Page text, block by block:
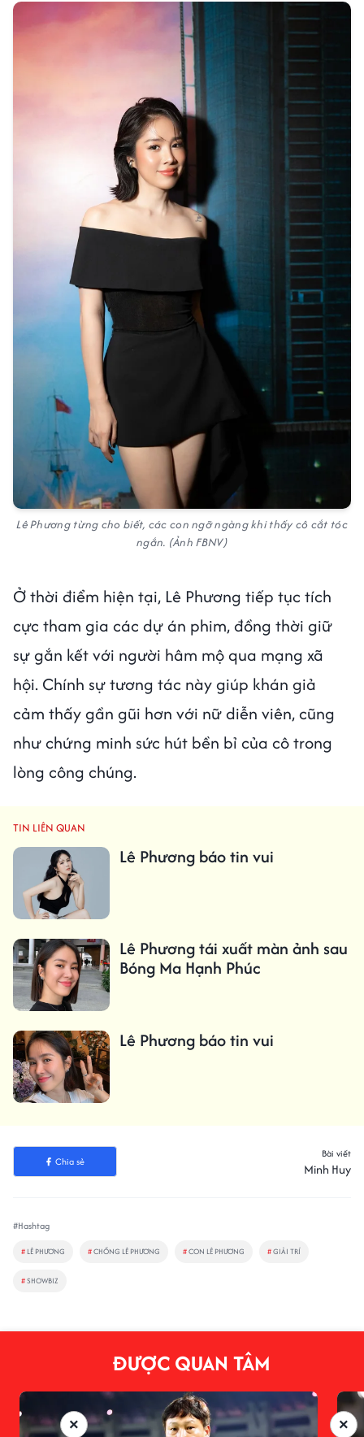
Lê Phương từng cho biết, các con ngỡ ngàng khi thấy cô cắt tóc
ngắn. (Ảnh FBNV)
Ở thời điểm hiện tại, Lê Phương tiếp tục tích
cực tham gia các dự án phim, đồng thời giữ
sự gắn kết với người hâm mộ qua mạng xã
hội. Chính sự tương tác này giúp khán giả
cảm thấy gần gũi hơn với nữ diễn viên, cũng
như chứng minh sức hút bền bỉ của cô trong
lòng công chúng.
TIN LIÊN QUAN
Lê Phương báo tin vui
Lê Phương tái xuất màn ảnh sau
Bóng Ma Hạnh Phúc
Lê Phương báo tin vui
Chia sẻ
Bài viết
Minh Huy
#Hashtag
# LÊ PHƯƠNG #CHỒNG LÊ PHƯƠNG #CON LÊ PHƯƠNG #GIẢI TRÍ
#SHOWBIZ
ĐƯỢC QUAN TÂM
×
×